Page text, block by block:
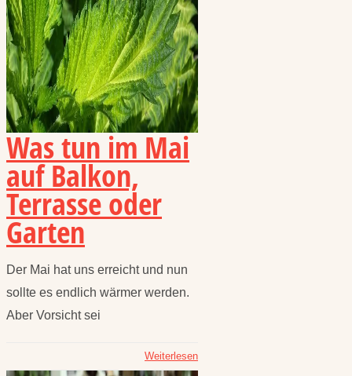
Was tun im Mai
auf Balkon,
Terrasse oder
Garten
Der Mai hat uns erreicht und nun
sollte es endlich wärmer werden.
Aber Vorsicht sei
Weiterlesen